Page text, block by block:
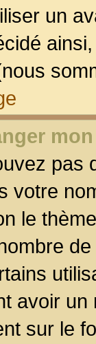
un
pas
votre
le
avoir
sur le